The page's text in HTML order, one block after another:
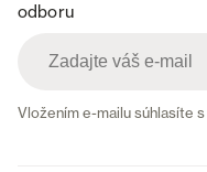
odboru
Vložením e-mailu súhlasíte s